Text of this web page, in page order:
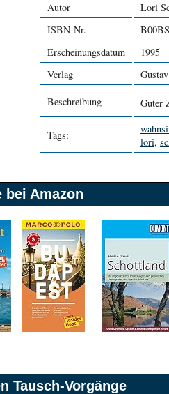
Autor
Lori
ISBN-Nr.
Erscheinungsdatum
1995
Verlag
Beschreibung Guter
Tags:
lori,
bei Amazon
Tausch-Vorgänge